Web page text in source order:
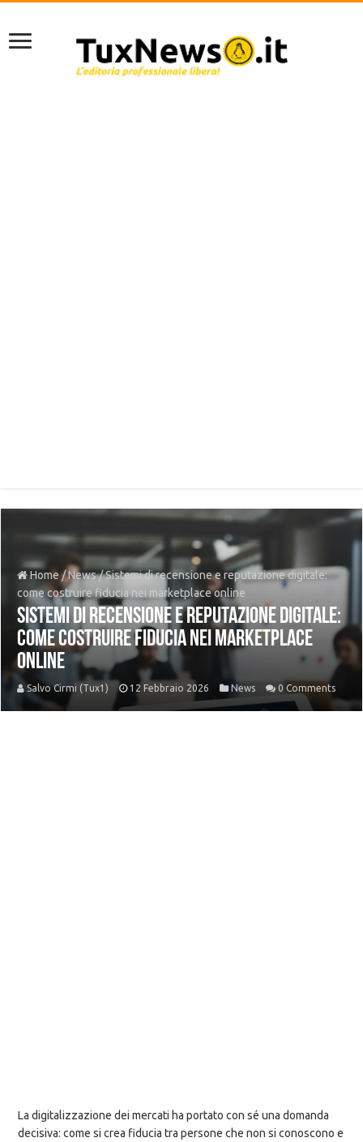
Home/News/Sistemi di recensione e reputazione digitale:
come costruire fiducia nei marketplace online
Sistemi di recensione e reputazione digitale:
come costruire fiducia nei marketplace
online
Salvo Cirmi (Tux1) 12 Febbraio 2026 News 0 Comments
La digitalizzazione dei mercati ha portato con sé una domanda
decisiva: come si crea fiducia tra persone che non si conoscono e